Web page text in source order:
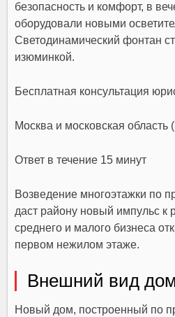
безопасность и комфорт, в
оборудовали новыми
Светодинамический фонтан
изюминкой.
Бесплатная консультация
Москва и московская
Ответ в течение 15 минут
Возведение многоэтажки по
даст району новый импульс к
среднего и малого бизнеса
первом нежилом этаже.
Внешний вид
Новый дом, построенный по